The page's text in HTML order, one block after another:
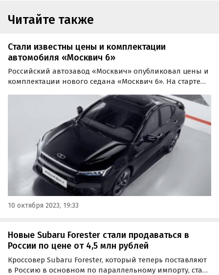
Читайте также
Стали известны цены и комплектации
автомобиля «Москвич 6»
Российский автозавод «Москвич» опубликовал цены и
комплектации нового седана «Москвич 6». На старте
«Комфорт» и «Бизнес».
10 октября 2023, 19:33
Новые Subaru Forester стали продаваться в
России по цене от 4,5 млн рублей
Кроссовер Subaru Forester, который теперь поставляют
в Россию в основном по параллельному импорту, стал